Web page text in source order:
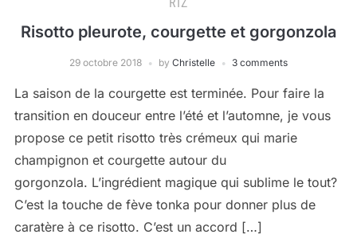
Risotto pleurote, courgette et gorgonzola
29 octobre 2018 by Christelle 3 comments
La saison de la courgette est terminée. Pour faire la
transition en douceur entre l’été et l’automne, je vous
propose ce petit risotto très crémeux qui marie
champignon et courgette autour du
gorgonzola. L’ingrédient magique qui sublime le tout?
C’est la touche de fève tonka pour donner plus de
caratère à ce risotto. C’est un accord […]